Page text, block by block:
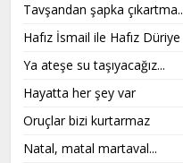
Tavşandan şapka
Hafız İsmail ile Hafız Düriye
Ya ateşe su taşıyacağız...
Hayatta her şey var
Oruçlar bizi kurtarmaz
Natal, matal martaval...